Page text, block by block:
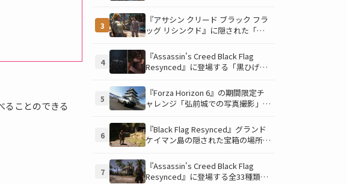
ることのできる
底洞窟の危険を乗り越え、伝説の報
酬を手に入れよう
3
『アサシン クリード ブラック フラ
ッグ リシンクド』に隠された「修
説！伝説のアイテムや新衣装を手に
入れるための「地図の断片」入手方
法と修復のコツを紹介！
4
『Assassin's Creed Black Flag
Resynced』に登場する「黒ひげの
説！隠された財宝を見つけよう！
5
『Forza Horizon 6』の期間限定チ
ャレンジ「弘前城での写真撮影」攻
で日本の名城を駆け巡り、特別な報
酬を手に入れよう！
6
『Black Flag Resynced』グランド
ケイマン島の隠された宝箱の場所を
ト」でしか到達できないお宝も明ら
かに
7
『Assassin's Creed Black Flag
Resynced』に登場する全33種類の